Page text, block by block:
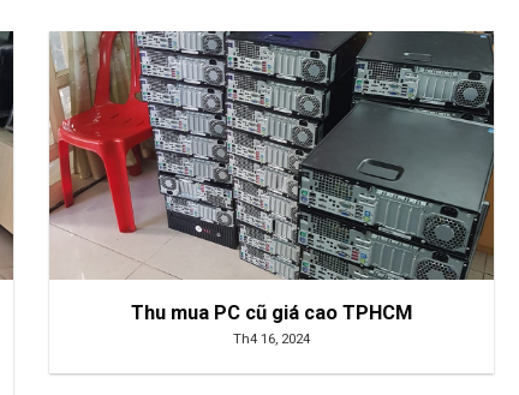
Thu mua PC cũ giá cao TPHCM
Th4 16, 2024